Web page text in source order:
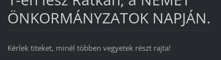
ÖNKORMÁNYZATOK NAPJÁN.
Kérlek titeket, minél többen vegyetek részt rajta!